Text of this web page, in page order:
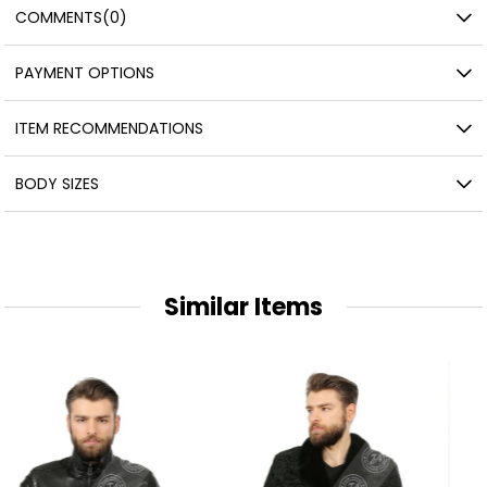
COMMENTS(0)
PAYMENT OPTIONS
ITEM RECOMMENDATIONS
BODY SIZES
Similar Items